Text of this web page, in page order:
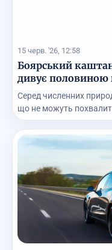
15 черв. '26, 12:58
Боярський
дивує половиною
Серед численних
що не можуть